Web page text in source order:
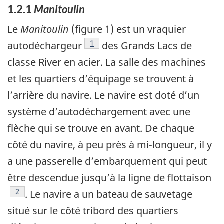
1.2.1 Manitoulin
Le Manitoulin (figure 1) est un vraquier
autodéchargeur
Note de bas de page
1
des Grands Lacs de
classe River en acier. La salle des machines
et les quartiers d’équipage se trouvent à
l’arrière du navire. Le navire est doté d’un
système d’autodéchargement avec une
flèche qui se trouve en avant. De chaque
côté du navire, à peu près à mi-longueur, il y
a une passerelle d’embarquement qui peut
être descendue jusqu’à la ligne de flottaison
Note de bas de page
2
. Le navire a un bateau de sauvetage
situé sur le côté tribord des quartiers